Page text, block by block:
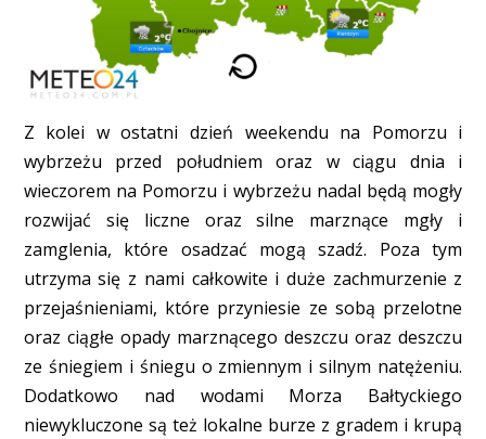
Z kolei w ostatni dzień weekendu na Pomorzu i
wybrzeżu przed południem oraz w ciągu dnia i
wieczorem na Pomorzu i wybrzeżu nadal będą mogły
rozwijać się liczne oraz silne marznące mgły i
zamglenia, które osadzać mogą szadź. Poza tym
utrzyma się z nami całkowite i duże zachmurzenie z
przejaśnieniami, które przyniesie ze sobą przelotne
oraz ciągłe opady marznącego deszczu oraz deszczu
ze śniegiem i śniegu o zmiennym i silnym natężeniu.
Dodatkowo nad wodami Morza Bałtyckiego
niewykluczone są też lokalne burze z gradem i krupą